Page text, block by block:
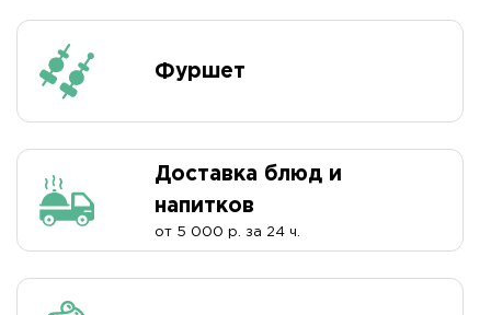
Фуршет
Доставка блюд и
напитков
от 5 000 р. за 24 ч.